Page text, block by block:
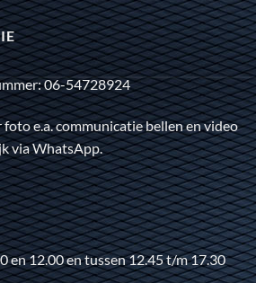
06-54728924
e.a. communicatie bellen en video
via WhatsApp.
en 12.00 en tussen 12.45 t/m 17.30